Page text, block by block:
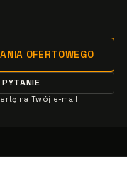
OFERTOWEGO
na Twój e-mail